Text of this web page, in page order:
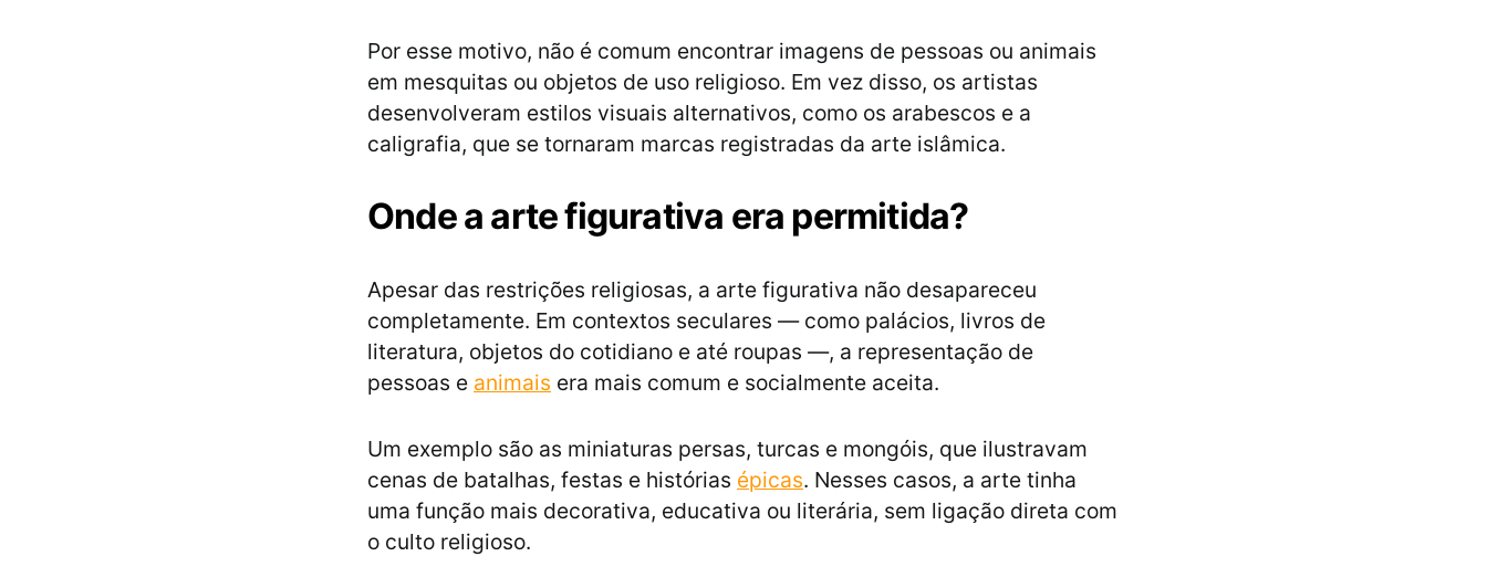
Por esse motivo, não é comum encontrar imagens de pessoas ou animais
em mesquitas ou objetos de uso religioso. Em vez disso, os artistas
desenvolveram estilos visuais alternativos, como os arabescos e a
caligrafia, que se tornaram marcas registradas da arte islâmica.
Onde a arte figurativa era permitida?
Apesar das restrições religiosas, a arte figurativa não desapareceu
completamente. Em contextos seculares — como palácios, livros de
literatura, objetos do cotidiano e até roupas —, a representação de
pessoas e animais era mais comum e socialmente aceita.
Um exemplo são as miniaturas persas, turcas e mongóis, que ilustravam
cenas de batalhas, festas e histórias épicas. Nesses casos, a arte tinha
uma função mais decorativa, educativa ou literária, sem ligação direta com
o culto religioso.